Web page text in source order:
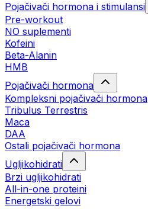
Pojačivači hormona i stimulansi
Pre-workout
NO suplementi
Kofeini
Beta-Alanin
HMB
Pojačivači hormona
Kompleksni pojačivači hormona
Tribulus Terrestris
Maca
DAA
Ostali pojačivači hormona
Ugljikohidrati
Brzi ugljikohidrati
All-in-one proteini
Energetski gelovi